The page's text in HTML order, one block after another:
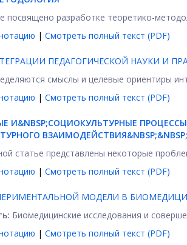
посвящено разработке теоретико-
| Смотреть полный текст (PDF)
ПЕДАГОГИЧЕСКОЙ НАУКИ И
смыслы и целевые ориентиры
| Смотреть полный текст (PDF)
И&NBSP;СОЦИОКУЛЬТУРНЫЕ
статье представлены некоторые
| Смотреть полный текст (PDF)
МОДЕЛИ В
Биомедицинские исследования и
| Смотреть полный текст (PDF)